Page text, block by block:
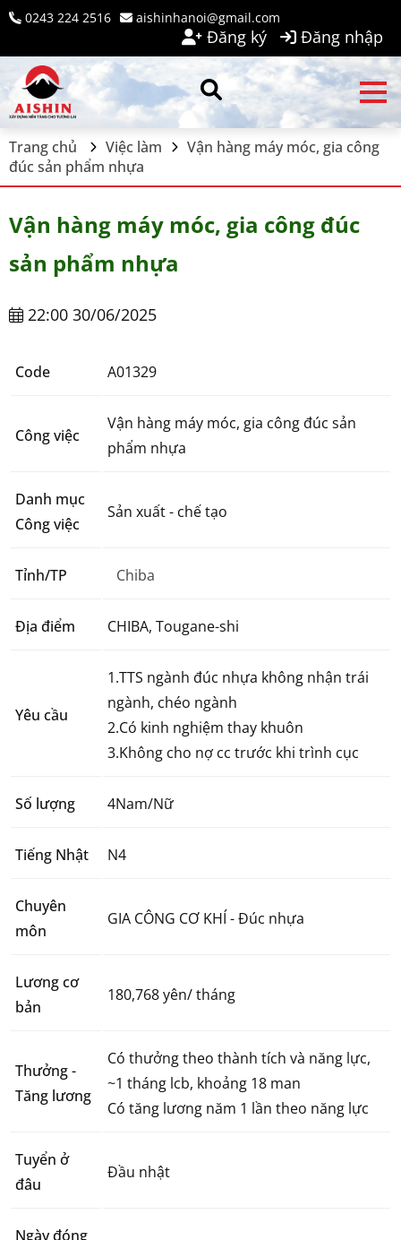
0243 224 2516 aishinhanoi@gmail.com
Đăng ký Đăng nhập
Trang chủ Việc làm
Vận hàng máy móc, gia công
đúc sản phẩm nhựa
Vận hàng máy móc, gia công đúc
sản phẩm nhựa
22:00 30/06/2025
Code A01329
Công việc
Vận hàng máy móc, gia công đúc sản
phẩm nhựa
Danh mục
Công việc
Sản xuất - chế tạo
Tỉnh/TP Chiba
Địa điểm CHIBA, Tougane-shi
Yêu cầu
1.TTS ngành đúc nhựa không nhận trái
ngành, chéo ngành
2.Có kinh nghiệm thay khuôn
3.Không cho nợ cc trước khi trình cục
Số lượng 4Nam/Nữ
Tiếng Nhật N4
Chuyên
môn
GIA CÔNG CƠ KHÍ - Đúc nhựa
Lương cơ
bản
180,768 yên/ tháng
Thưởng -
Tăng lương
Có thưởng theo thành tích và năng lực,
~1 tháng lcb, khoảng 18 man
Có tăng lương năm 1 lần theo năng lực
Tuyển ở
đâu
Đầu nhật
Ngày đóng